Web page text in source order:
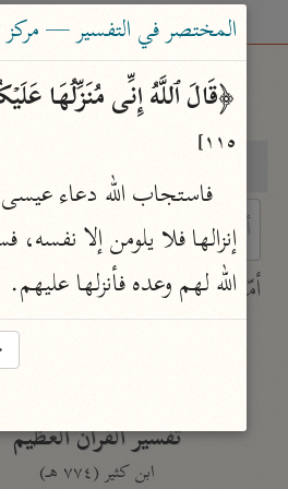
characters for results.
أمّهات
جامع البيان
تفسير القرآن العظيم
ابن كثير (٧٧٤ هـ)
المختصر في التفسير — مركز
﴿قَالَ ٱللَّهُ إِنِّی مُنَزِّلُهَا
١١٥]
الله لهم وعده فأنزلها عليهم.